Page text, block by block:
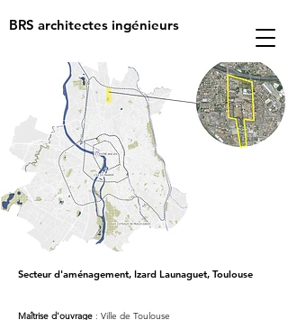
BRS architectes ingénieurs
Secteur d'aménagement, Izard Launaguet, Toulouse
Maîtrise d'ouvrage : Ville de Toulouse